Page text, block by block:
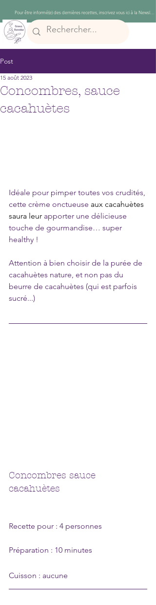
Post
Concombres, sauce
cacahuètes
15 août 2023
Idéale pour pimper toutes vos crudités,
cette crème onctueuse aux cacahuètes
saura leur apporter une délicieuse
touche de gourmandise… super
healthy !
Attention à bien choisir de la purée de
cacahuètes nature, et non pas du
beurre de cacahuètes (qui est parfois
sucré...)
Concombres sauce
cacahuètes
Recette pour : 4 personnes
Préparation : 10 minutes
Cuisson : aucune